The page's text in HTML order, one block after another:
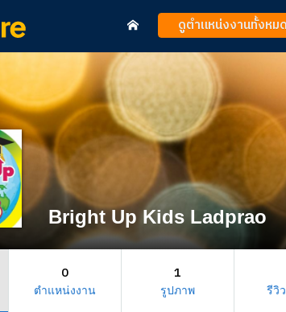
ดูตำแหน่งงานทั้งหมด
Bright Up Kids Ladprao
0
ตำแหน่งงาน
1
รูปภาพ รีวิ